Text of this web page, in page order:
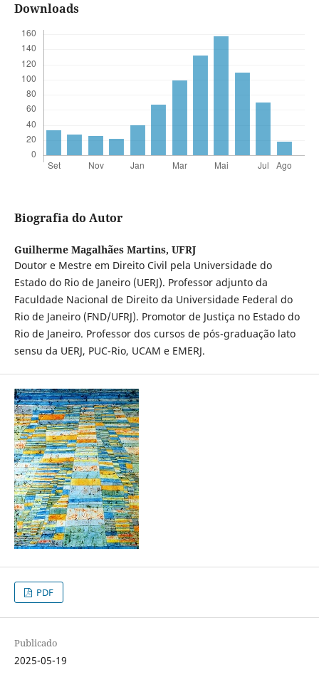
Downloads
Biografia do Autor
Guilherme Magalhães Martins, UFRJ
Doutor e Mestre em Direito Civil pela Universidade do
Estado do Rio de Janeiro (UERJ). Professor adjunto da
Faculdade Nacional de Direito da Universidade Federal do
Rio de Janeiro (FND/UFRJ). Promotor de Justiça no Estado do
Rio de Janeiro. Professor dos cursos de pós-graduação lato
sensu da UERJ, PUC-Rio, UCAM e EMERJ.
PDF
Publicado
2025-05-19